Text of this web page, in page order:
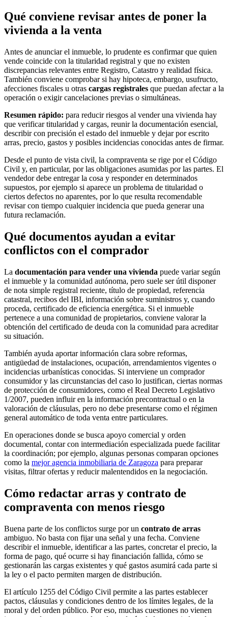
Qué conviene revisar antes de poner la
vivienda a la venta
Antes de anunciar el inmueble, lo prudente es confirmar que quien
vende coincide con la titularidad registral y que no existen
discrepancias relevantes entre Registro, Catastro y realidad física.
También conviene comprobar si hay hipoteca, embargo, usufructo,
afecciones fiscales u otras cargas registrales que puedan afectar a la
operación o exigir cancelaciones previas o simultáneas.
Resumen rápido: para reducir riesgos al vender una vivienda hay
que verificar titularidad y cargas, reunir la documentación esencial,
describir con precisión el estado del inmueble y dejar por escrito
arras, precio, gastos y posibles incidencias conocidas antes de firmar.
Desde el punto de vista civil, la compraventa se rige por el Código
Civil y, en particular, por las obligaciones asumidas por las partes. El
vendedor debe entregar la cosa y responder en determinados
supuestos, por ejemplo si aparece un problema de titularidad o
ciertos defectos no aparentes, por lo que resulta recomendable
revisar con tiempo cualquier incidencia que pueda generar una
futura reclamación.
Qué documentos ayudan a evitar
conflictos con el comprador
La documentación para vender una vivienda puede variar según
el inmueble y la comunidad autónoma, pero suele ser útil disponer
de nota simple registral reciente, título de propiedad, referencia
catastral, recibos del IBI, información sobre suministros y, cuando
proceda, certificado de eficiencia energética. Si el inmueble
pertenece a una comunidad de propietarios, conviene valorar la
obtención del certificado de deuda con la comunidad para acreditar
su situación.
También ayuda aportar información clara sobre reformas,
antigüedad de instalaciones, ocupación, arrendamientos vigentes o
incidencias urbanísticas conocidas. Si interviene un comprador
consumidor y las circunstancias del caso lo justifican, ciertas normas
de protección de consumidores, como el Real Decreto Legislativo
1/2007, pueden influir en la información precontractual o en la
valoración de cláusulas, pero no debe presentarse como el régimen
general automático de toda venta entre particulares.
En operaciones donde se busca apoyo comercial y orden
documental, contar con intermediación especializada puede facilitar
la coordinación; por ejemplo, algunas personas comparan opciones
como la mejor agencia inmobiliaria de Zaragoza para preparar
visitas, filtrar ofertas y reducir malentendidos en la negociación.
Cómo redactar arras y contrato de
compraventa con menos riesgo
Buena parte de los conflictos surge por un contrato de arras
ambiguo. No basta con fijar una señal y una fecha. Conviene
describir el inmueble, identificar a las partes, concretar el precio, la
forma de pago, qué ocurre si hay financiación fallida, cómo se
gestionarán las cargas existentes y qué gastos asumirá cada parte si
la ley o el pacto permiten margen de distribución.
El artículo 1255 del Código Civil permite a las partes establecer
pactos, cláusulas y condiciones dentro de los límites legales, de la
moral y del orden público. Por eso, muchas cuestiones no vienen